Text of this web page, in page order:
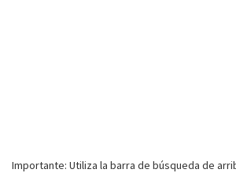
Importante: Utiliza la barra de búsqueda de